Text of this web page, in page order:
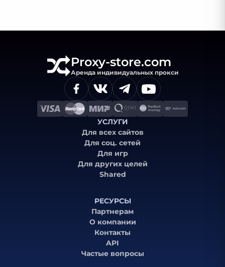
Proxy-store.com
Аренда индивидуальных прокси
УСЛУГИ
Для всех сайтов
Для соц. сетей
Для игр
Для других целей
Shared
РЕСУРСЫ
Партнерам
О компании
Контакты
API
Частые вопросы